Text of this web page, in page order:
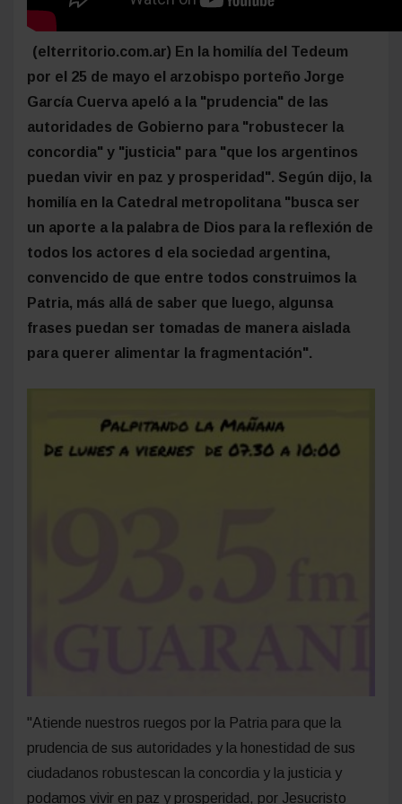
(elterritorio.com.ar) En la homilía del Tedeum
por el 25 de mayo el arzobispo porteño Jorge
García Cuerva apeló a la "prudencia" de las
autoridades de Gobierno para "robustecer la
concordia" y "justicia" para "que los argentinos
puedan vivir en paz y prosperidad". Según dijo, la
homilía en la Catedral metropolitana "busca ser
un aporte a la palabra de Dios para la reflexión de
todos los actores d ela sociedad argentina,
convencido de que entre todos construimos la
Patria, más allá de saber que luego, algunsa
frases puedan ser tomadas de manera aislada
para querer alimentar la fragmentación".
"Atiende nuestros ruegos por la Patria para que la
prudencia de sus autoridades y la honestidad de sus
ciudadanos robustescan la concordia y la justicia y
podamos vivir en paz y prosperidad, por Jesucristo